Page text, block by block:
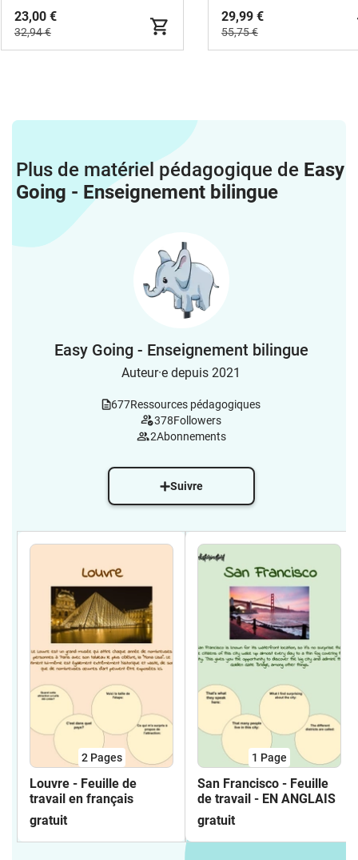
23,00 €
32,94 €
29,99 €
55,75 €
Plus de matériel pédagogique de Easy
Going - Enseignement bilingue
Easy Going - Enseignement bilingue
Auteur·e depuis 2021
677Ressources pédagogiques
378Followers
2Abonnements
Suivre
2 Pages
Louvre - Feuille de
travail en français
gratuit
1 Page
San Francisco - Feuille
de travail - EN ANGLAIS
gratuit